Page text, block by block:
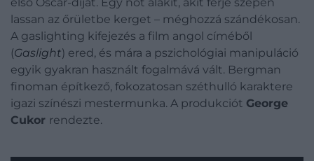
lassan az őrületbe kerget – méghozzá szándékosan.
A gaslighting kifejezés a film angol címéből
(Gaslight) ered, és mára a pszichológiai manipuláció
egyik gyakran használt fogalmává vált. Bergman
finoman építkező, fokozatosan széthulló karaktere
igazi színészi mestermunka. A produkciót George
Cukor rendezte.